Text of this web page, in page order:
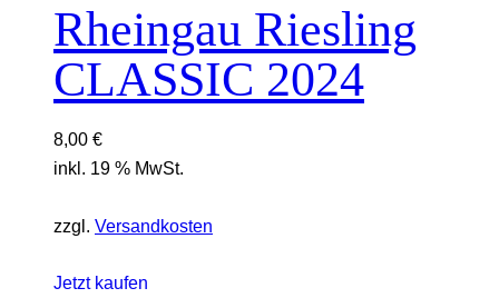
Rheingau Riesling
CLASSIC 2024
8,00 €
inkl. 19 % MwSt.
zzgl. Versandkosten
Jetzt kaufen